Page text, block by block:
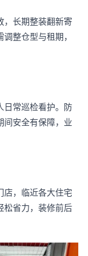
，长期整装翻新寄
整仓型与租期，
日常巡检看护。防
间安全有保障，业
店，临近各大住宅
松省力，装修前后